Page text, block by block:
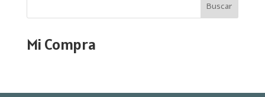
Buscar
Mi Compra